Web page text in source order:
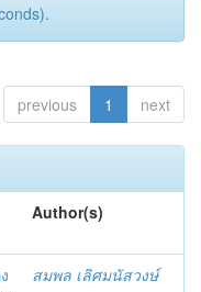
previous 1 next
Author(s)
สมพล เลิศมนัสวงษ์